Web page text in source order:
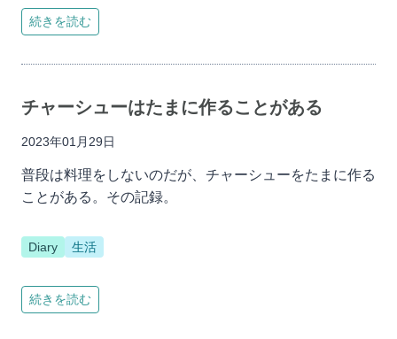
続きを読む
チャーシューはたまに作ることがある
2023年01月29日
普段は料理をしないのだが、チャーシューをたまに作る
ことがある。その記録。
Diary 生活
続きを読む